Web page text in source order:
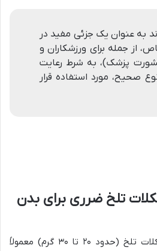
به عنوان یک جزئی مفید در
از جمله برای ورزشکاران و
مشورت پزشک)، به شرط رعایت
صحیح، مورد استفاده قرار
تلخ ضرری برای بدن
مصرف روزانه و متعادل شکلات تلخ (حدود ۲۰ تا ۳۰ گرم) معمولاً